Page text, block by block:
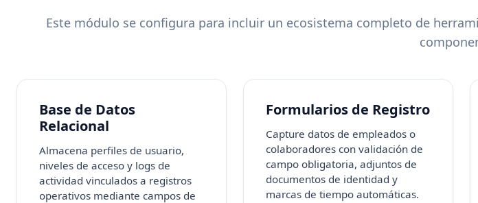
Este módulo se configura para incluir un ecosistema completo de
Base de Datos
Relacional
Almacena perfiles de usuario,
niveles de acceso y logs de
actividad vinculados a registros
operativos mediante campos de
Formularios de Registro
Capture datos de empleados o
colaboradores con validación de
campo obligatoria, adjuntos de
documentos de identidad y
marcas de tiempo automáticas.